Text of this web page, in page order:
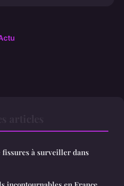
fissures à surveiller dans